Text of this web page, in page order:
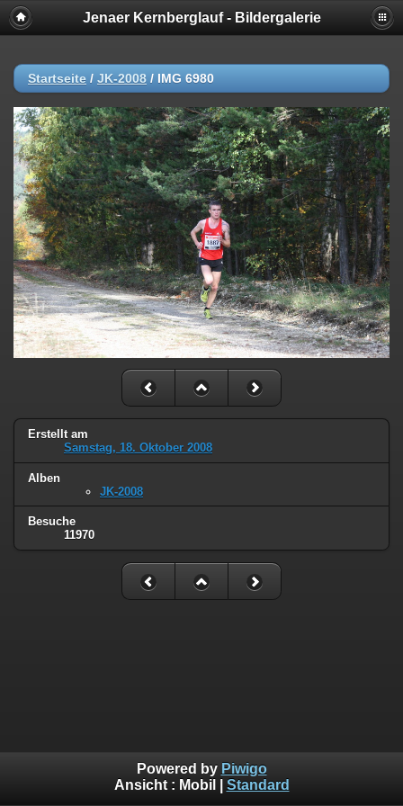
Jenaer Kernberglauf - Bildergalerie
Startseite / JK-2008 / IMG 6980
Erstellt am
Samstag, 18. Oktober 2008
Alben
JK-2008
Besuche
11970
Powered by Piwigo
Ansicht : Mobil Standard